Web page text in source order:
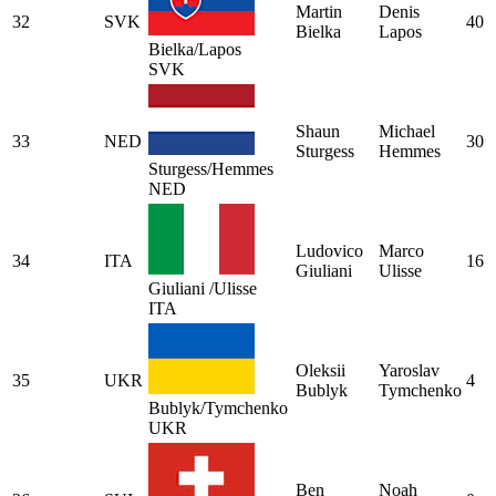
32
SVK
Bielka/Lapos
SVK
Martin
Bielka
Denis
Lapos
40
33
NED
Sturgess/Hemmes
NED
Shaun
Sturgess
Michael
Hemmes
30
34
ITA
Giuliani /Ulisse
ITA
Ludovico
Giuliani
Marco
Ulisse
16
35
UKR
Bublyk/Tymchenko
UKR
Oleksii
Bublyk
Yaroslav
Tymchenko
4
Ben
Noah